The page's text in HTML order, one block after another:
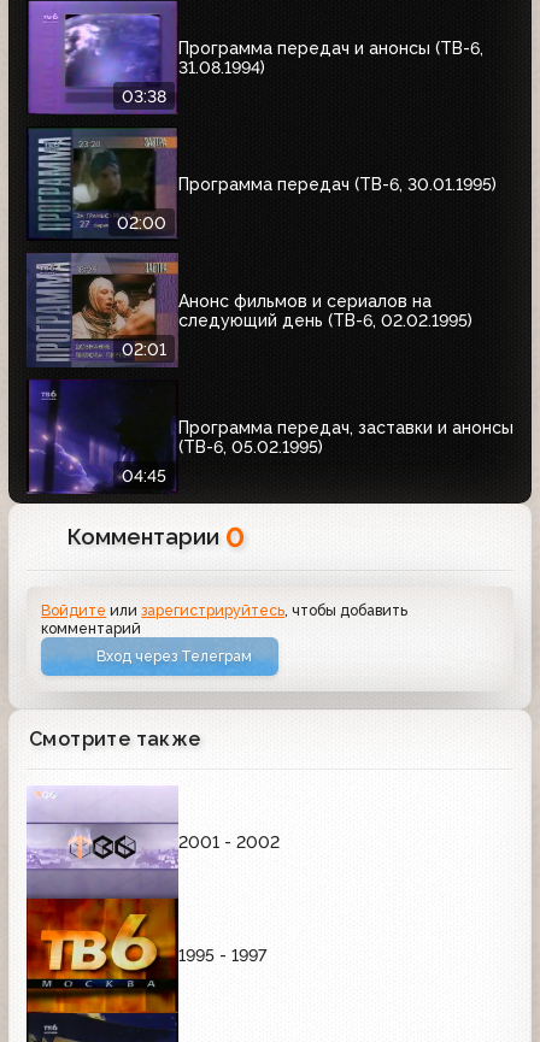
03:38
Программа передач и анонсы (ТВ-6,
31.08.1994)
02:00
Программа передач (ТВ-6, 30.01.1995)
02:01
Анонс фильмов и сериалов на
следующий день (ТВ-6, 02.02.1995)
04:45
Программа передач, заставки и анонсы
(ТВ-6, 05.02.1995)
Комментарии 0
Войдите илизарегистрируйтесь, чтобы добавить
комментарий
Вход через Телеграм
Смотрите также
2001 - 2002
1995 - 1997